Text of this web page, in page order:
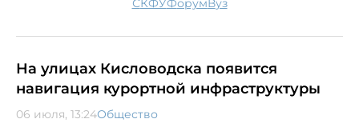
СКФУ форум вуз
На улицах Кисловодска появится
навигация курортной инфраструктуры
06 июля, 13:24Общество